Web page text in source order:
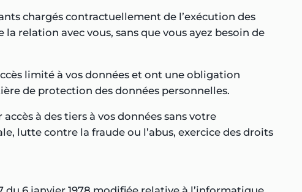
chargés contractuellement de l’exécution des
relation avec vous, sans que vous ayez besoin de
limité à vos données et ont une obligation
de protection des données personnelles.
à des tiers à vos données sans votre
lutte contre la fraude ou l’abus, exercice des droits